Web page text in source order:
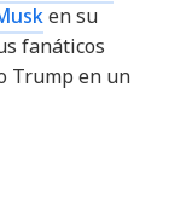
en su
fanáticos
Trump en un